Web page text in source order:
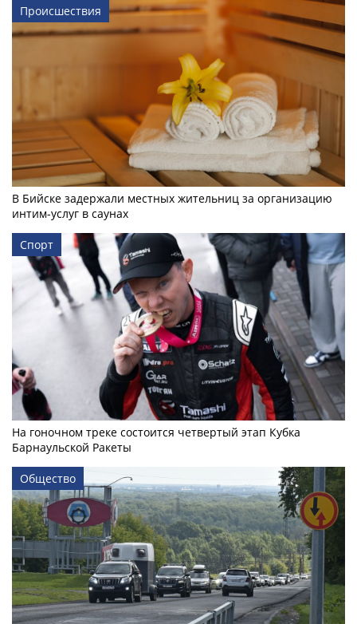
Происшествия
В Бийске задержали местных жительниц за организацию
интим-услуг в саунах
Спорт
На гоночном треке состоится четвертый этап Кубка
Барнаульской Ракеты
Общество